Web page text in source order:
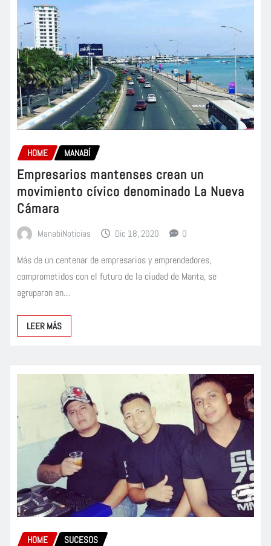
HOME MANABÍ
Empresarios mantenses crean un
movimiento cívico denominado La Nueva
Cámara
ManabiNoticias Dic 18, 2020 0
Más de un centenar de empresarios y emprendedores,
comprometidos con el futuro de la ciudad de Manta, se
agruparon en…
LEER MÁS
HOME SUCESOS